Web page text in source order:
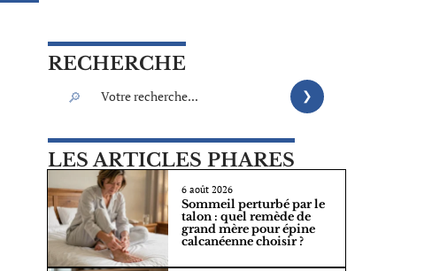
RECHERCHE
LES ARTICLES PHARES
6 août 2026
Sommeil perturbé par le
talon : quel remède de
grand mère pour épine
calcanéenne choisir ?